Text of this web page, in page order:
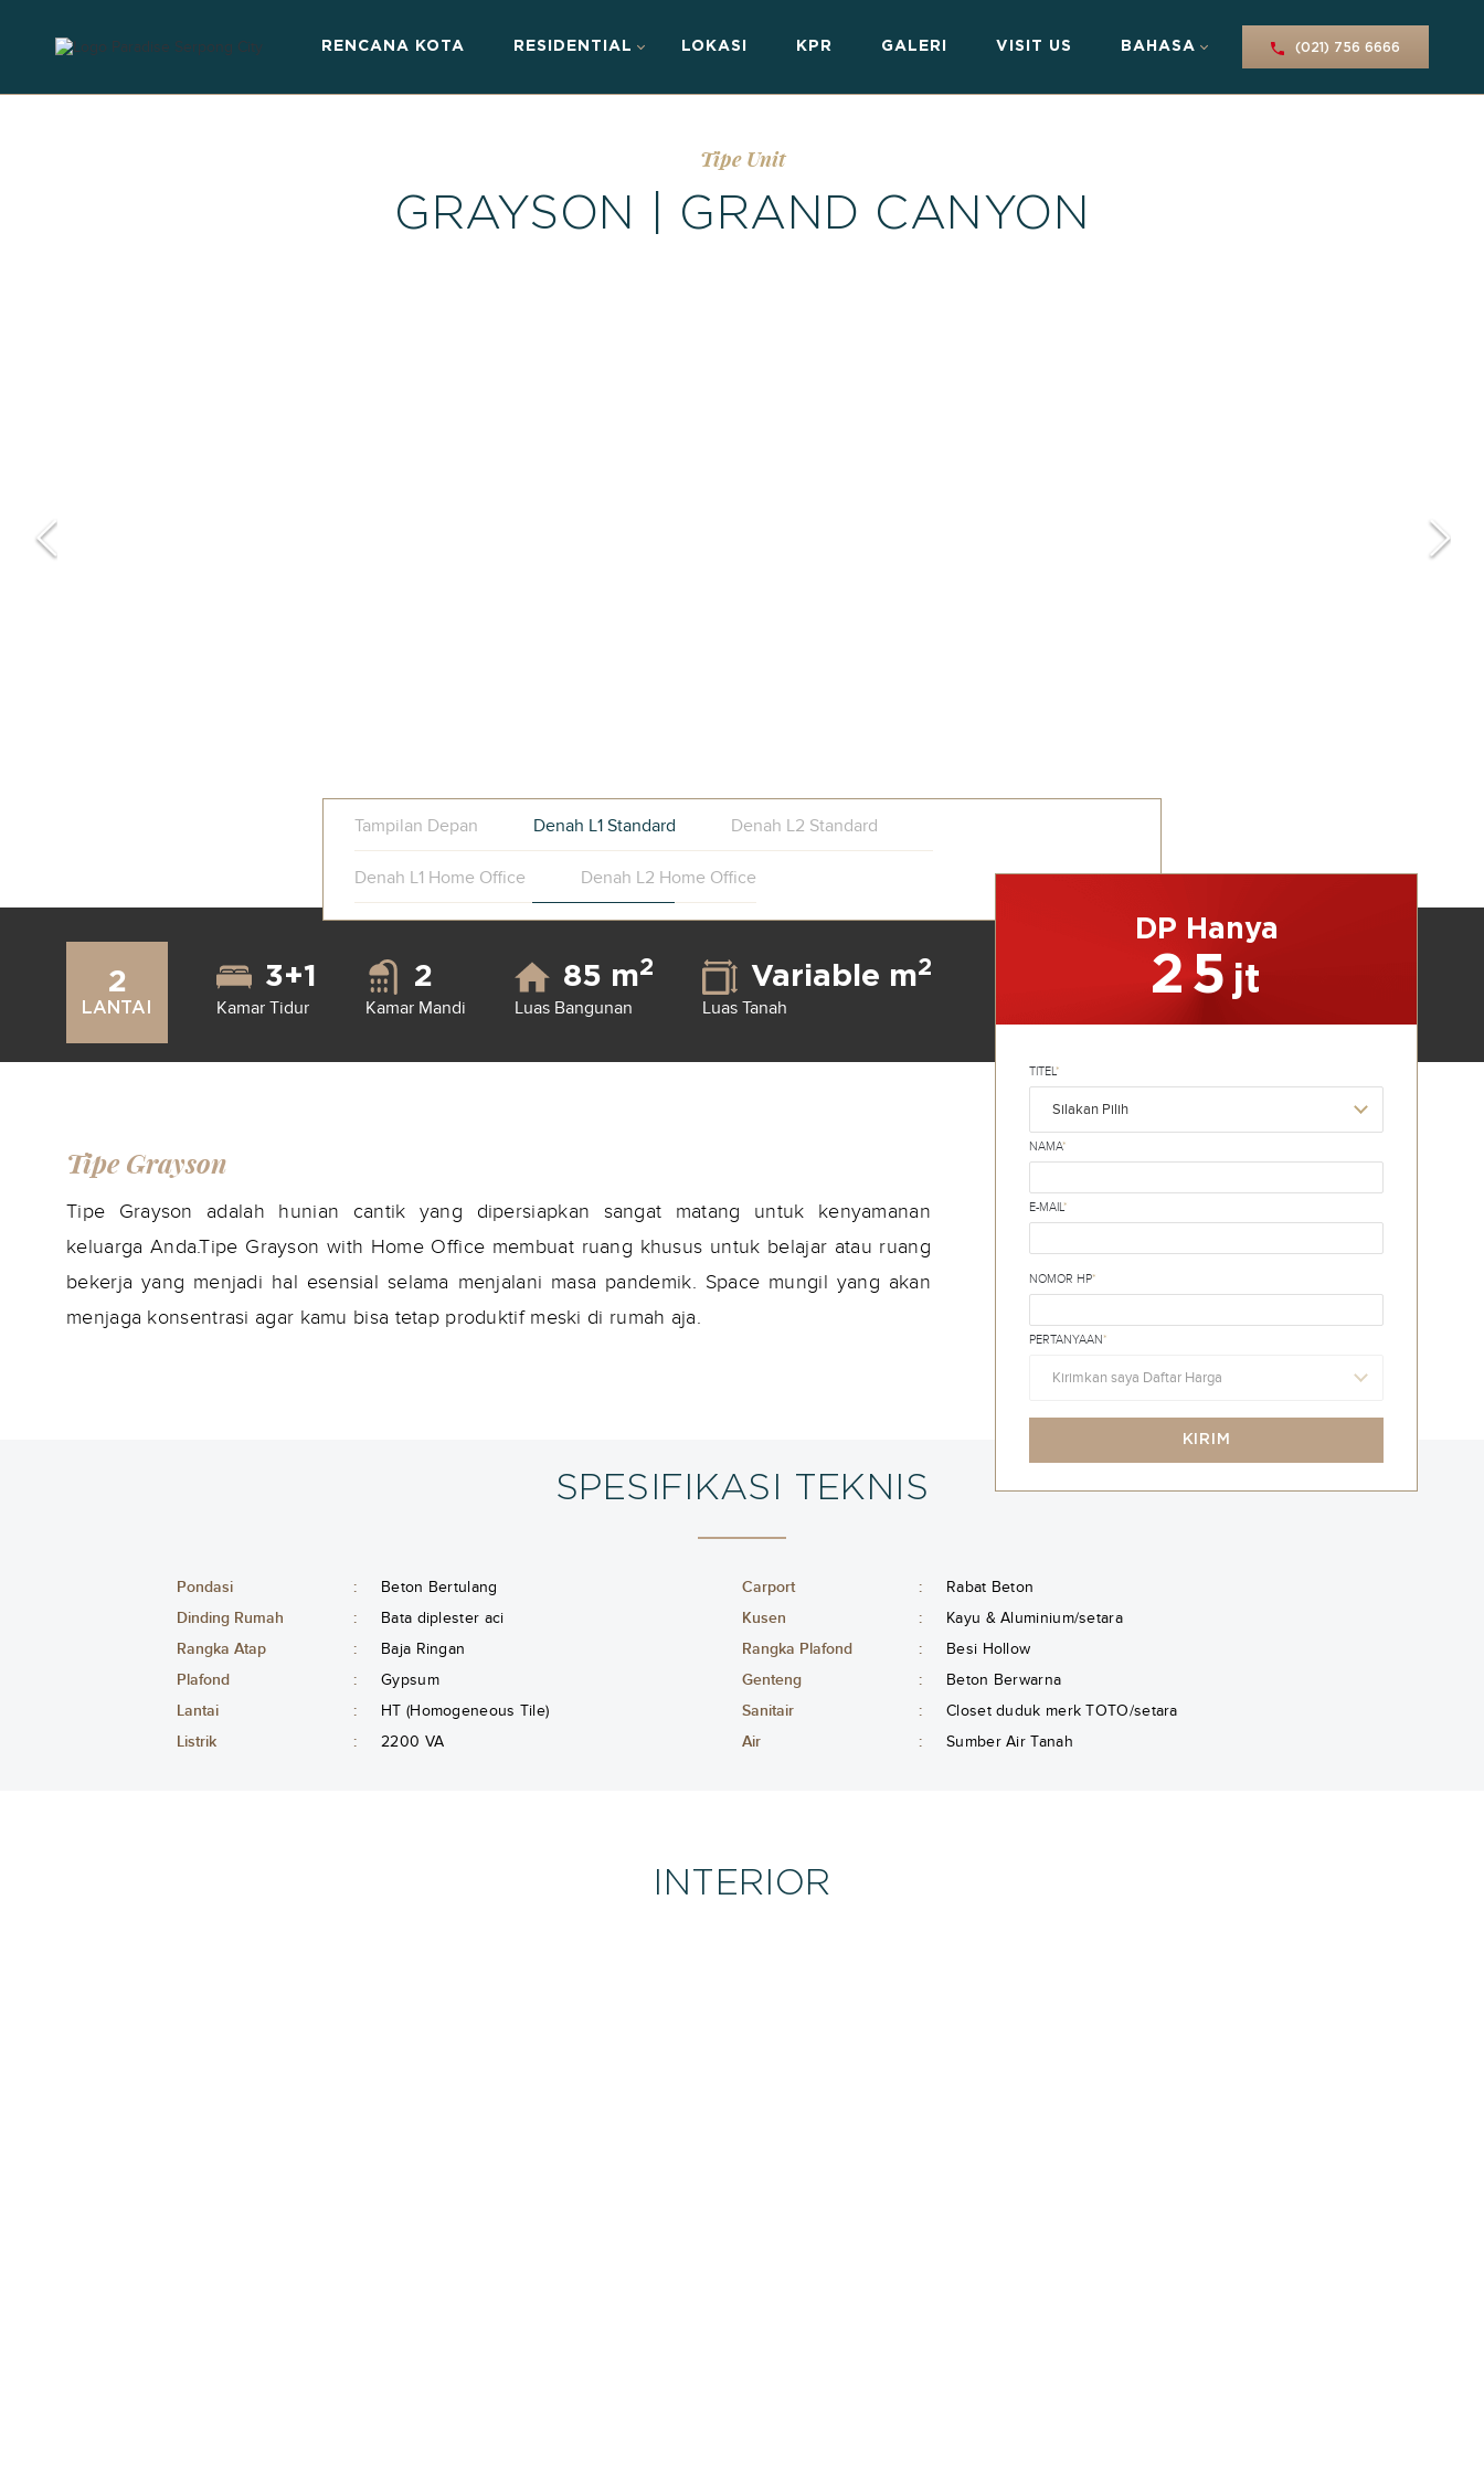
RENCANA KOTA RESIDENTIAL LOKASI KPR GALERI VISIT US BAHASA (021) 756 6666
Tipe Unit
GRAYSON | GRAND CANYON
Tampilan Depan Denah L1 Standard Denah L2 Standard
Denah L1 Home Office Denah L2 Home Office
2
LANTAI
3+1
Kamar Tidur
2
Kamar Mandi
85 m2
Luas Bangunan
Variable m2
Luas Tanah
DP Hanya
25 jt
TITEL*
Silakan Pilih
NAMA*
E-MAIL*
NOMOR HP*
PERTANYAAN*
Kirimkan saya Daftar Harga
KIRIM
Tipe Grayson
Tipe Grayson adalah hunian cantik yang dipersiapkan sangat matang untuk kenyamanan
keluarga Anda.Tipe Grayson with Home Office membuat ruang khusus untuk belajar atau ruang
bekerja yang menjadi hal esensial selama menjalani masa pandemik. Space mungil yang akan
menjaga konsentrasi agar kamu bisa tetap produktif meski di rumah aja.
SPESIFIKASI TEKNIS
Pondasi : Beton Bertulang Carport :
Rabat Beton
Dinding Rumah
: Bata diplester aci Kusen :
Kayu & Aluminium/setara
Rangka Atap
: Baja Ringan Rangka Plafond :
Besi Hollow
Plafond
: Gypsum Genteng :
Beton Berwarna
Lantai
: HT (Homogeneous Tile) Sanitair :
Closet duduk merk TOTO/setara
Listrik
: 2200 VA Air : Sumber Air Tanah
INTERIOR